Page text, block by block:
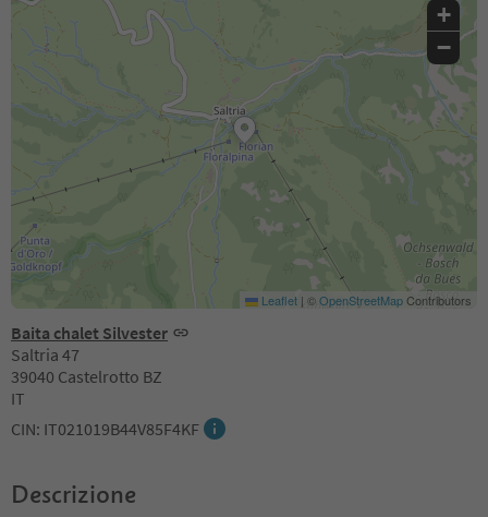
Baita chalet Silvester
Saltria 47
39040 Castelrotto BZ
IT
CIN: IT021019B44V85F4KF
+
−
Leaflet | ©OpenStreetMapContributors
Descrizione